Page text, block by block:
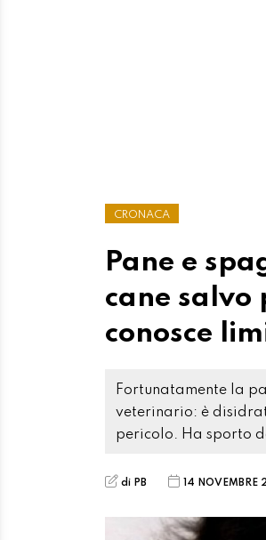
CRONACA
Pane e
cane salvo
conosce
Fortunatamente la
veterinario: è
pericolo. Ha sporto
di PB 14 NOVEMBRE